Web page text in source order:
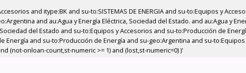
and itype:BK and su-to:SISTEMAS DE ENERGIA and su-to:Equipos y
and au:Agua y Energía Eléctrica, Sociedad del Estado. and au:Agua y
del Estado and su-to:Equipos y Accesorios and su-to:Producción de
and su-to:Producción de Energía and su-geo:Argentina and su-
(not-onloan-count,st-numeric >= 1) and (lost,st-numeric=0) )'